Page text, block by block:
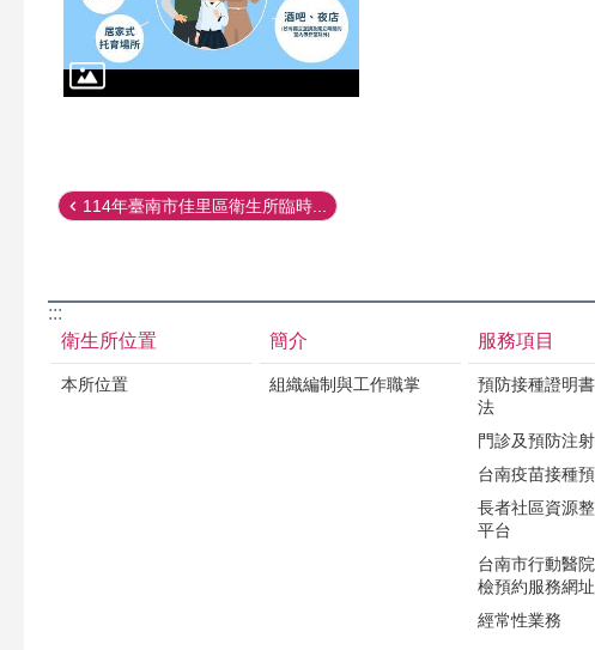
114年臺南市佳里區衛生所臨時...
:::
衛生所位置
本所位置
簡介
組織編制與工作職掌
服務項目
預防接種證明
法
門診及預防注
台南疫苗接種
長者社區資源
平台
台南市行動醫
檢預約服務網址
經常性業務